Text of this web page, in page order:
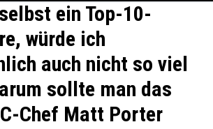
ein Top-10-
würde ich
auch nicht so viel
sollte man das
Chef Matt Porter